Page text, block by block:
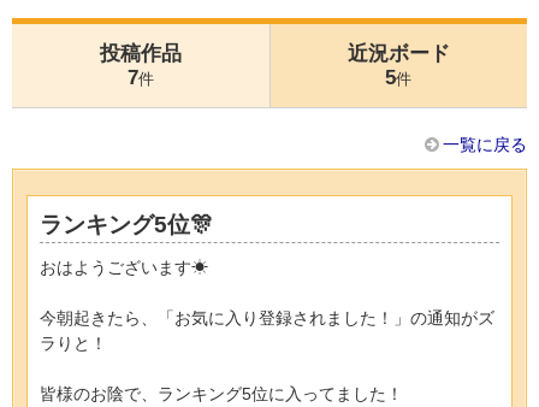
投稿作品
7件
近況ボード
5件
一覧に戻る
ランキング5位🎊
おはようございます☀
今朝起きたら、「お気に入り登録されました！」の通知がズ
ラりと！
皆様のお陰で、ランキング5位に入ってました！